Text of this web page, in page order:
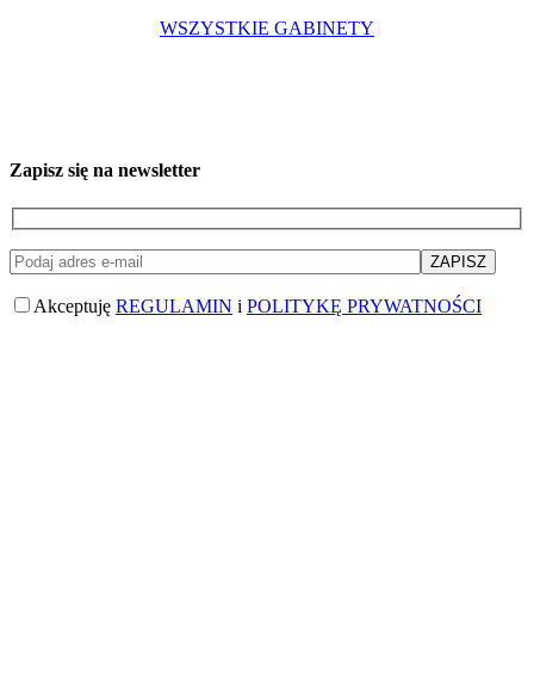
WSZYSTKIE GABINETY
Zapisz się na newsletter
Akceptuję REGULAMIN i POLITYKĘ PRYWATNOŚCI